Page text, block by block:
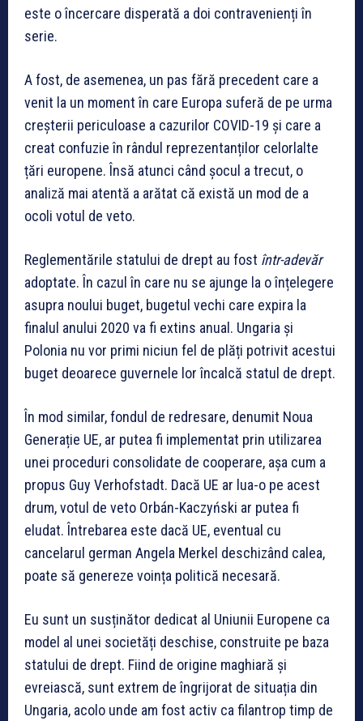
este o încercare disperată a doi contravenienți în
serie.
A fost, de asemenea, un pas fără precedent care a
venit la un moment în care Europa suferă de pe urma
creșterii periculoase a cazurilor COVID-19 și care a
creat confuzie în rândul reprezentanților celorlalte
țări europene. Însă atunci când șocul a trecut, o
analiză mai atentă a arătat că există un mod de a
ocoli votul de veto.
Reglementările statului de drept au fost într-adevăr
adoptate. În cazul în care nu se ajunge la o înțelegere
asupra noului buget, bugetul vechi care expira la
finalul anului 2020 va fi extins anual. Ungaria și
Polonia nu vor primi niciun fel de plăți potrivit acestui
buget deoarece guvernele lor încalcă statul de drept.
În mod similar, fondul de redresare, denumit Noua
Generație UE, ar putea fi implementat prin utilizarea
unei proceduri consolidate de cooperare, așa cum a
propus Guy Verhofstadt. Dacă UE ar lua-o pe acest
drum, votul de veto Orbán-Kaczyński ar putea fi
eludat. Întrebarea este dacă UE, eventual cu
cancelarul german Angela Merkel deschizând calea,
poate să genereze voința politică necesară.
Eu sunt un susținător dedicat al Uniunii Europene ca
model al unei societăți deschise, construite pe baza
statului de drept. Fiind de origine maghiară și
evreiască, sunt extrem de îngrijorat de situația din
Ungaria, acolo unde am fost activ ca filantrop timp de